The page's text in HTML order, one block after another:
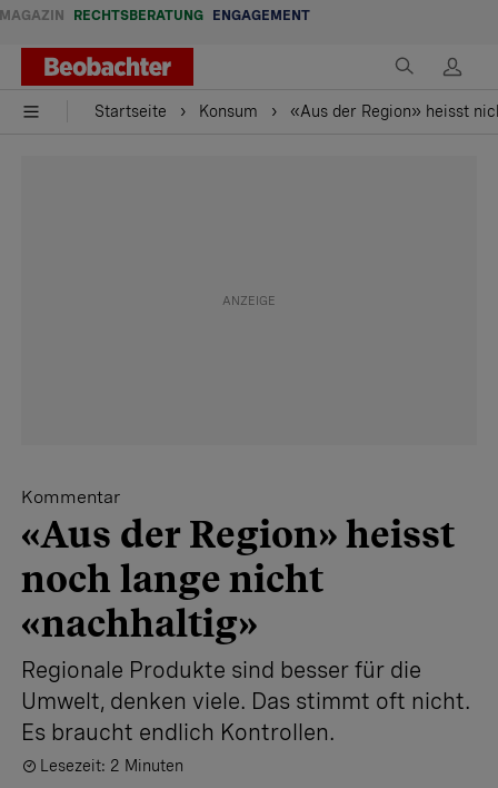
MAGAZIN RECHTSBERATUNG ENGAGEMENT
Startseite Konsum «Aus der Region» heisst
Kommentar
«Aus der Region» heisst
noch lange nicht
«nachhaltig»
Regionale Produkte sind besser für die
Umwelt, denken viele. Das stimmt oft nicht.
Es braucht endlich Kontrollen.
Lesezeit: 2 Minuten